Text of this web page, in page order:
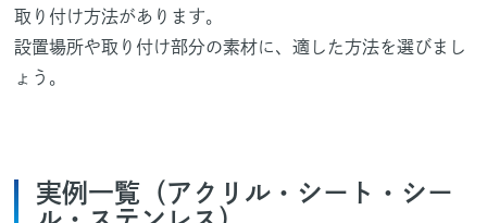
取り付け方法があります。
設置場所や取り付け部分の素材に、適した方法を選びまし
ょう。
実例一覧（アクリル・シート・シー